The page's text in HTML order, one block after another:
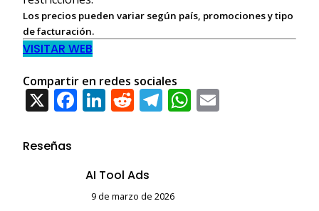
Los precios pueden variar según país, promociones y tipo
de facturación.
VISITAR WEB
Compartir en redes sociales
X F
b
Li
e
dI
R
di
t
T
a
W
Reseñas
AI Tool Ads
9 de marzo de 2026